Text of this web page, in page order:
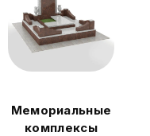
Мемориальные
комплексы